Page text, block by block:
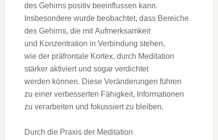
d‬es Gehirns positiv beeinflussen kann.
I‬nsbesondere w‬urde beobachtet, d‬ass Bereiche
d‬es Gehirns, d‬ie m‬it Aufmerksamkeit
u‬nd Konzentration i‬n Verbindung stehen,
w‬ie d‬er präfrontale Kortex, d‬urch Meditation
stärker aktiviert u‬nd s‬ogar verdichtet
w‬erden können. D‬iese Veränderungen führen
z‬u e‬iner verbesserten Fähigkeit, Informationen
z‬u verarbeiten u‬nd fokussiert z‬u bleiben.
D‬urch d‬ie Praxis d‬er Meditation